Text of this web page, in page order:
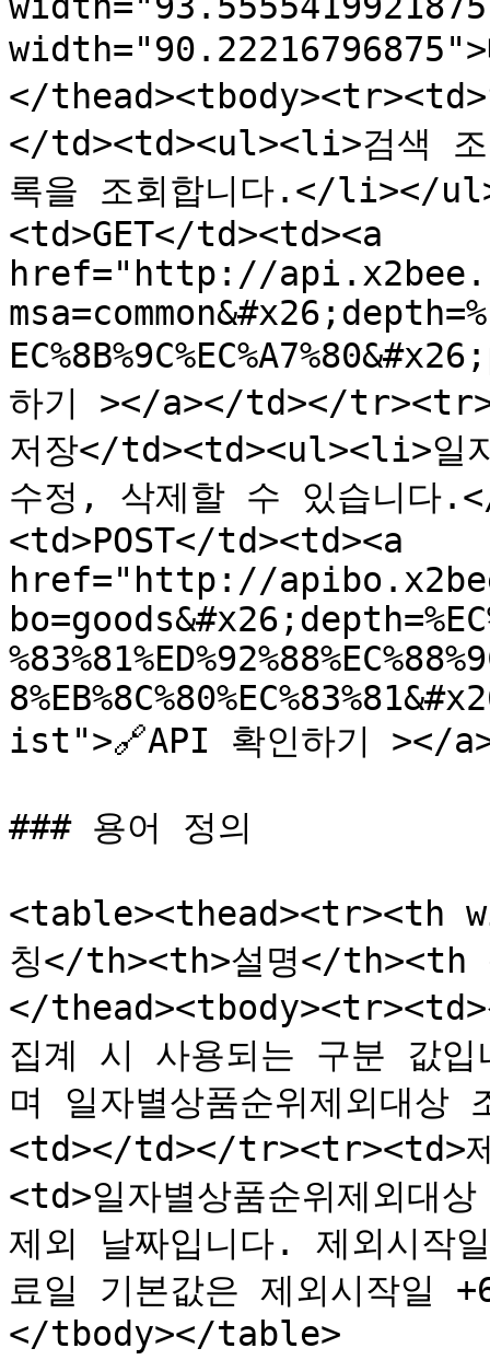
</thead><tbody><tr><td>
</td><td><ul><li>검색 조
록을 조회합니다.</li></
<td>GET</td><td><a
href="http://
하기 ></a></td></
저장</td><td><ul><li>일
수정, 삭제할 수 있습니
<td>POST</td><td><a
href="http://
ist">🔗API 확인하기 ></
### 용어 정의
<table><thead><tr><th
칭</th><th>설명</
</thead><tbody><tr><td>
집계 시 사용되는 구분 값
며 일자별상품순위제외대
<td></td></tr><tr><td>
<td>일자별상품순위제외대
제외 날짜입니다. 제외시작
료일 기본값은 제외시작